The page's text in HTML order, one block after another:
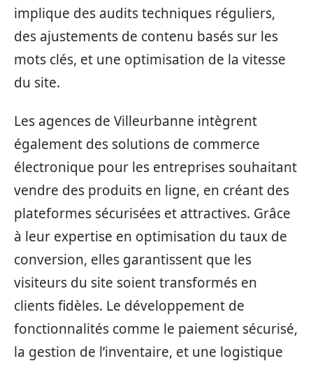
implique des audits techniques réguliers,
des ajustements de contenu basés sur les
mots clés, et une optimisation de la vitesse
du site.
Les agences de Villeurbanne intègrent
également des solutions de commerce
électronique pour les entreprises souhaitant
vendre des produits en ligne, en créant des
plateformes sécurisées et attractives. Grâce
à leur expertise en optimisation du taux de
conversion, elles garantissent que les
visiteurs du site soient transformés en
clients fidèles. Le développement de
fonctionnalités comme le paiement sécurisé,
la gestion de l’inventaire, et une logistique